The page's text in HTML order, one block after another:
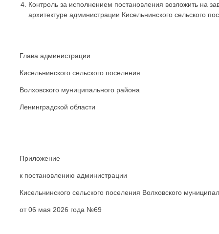
Контроль за исполнением постановления возложить на
архитектуре администрации Кисельнинского сельского
Глава администрации
Кисельнинского сельского поселения
Волховского муниципального района
Ленинградской области
Приложение
к постановлению администрации
Кисельнинского сельского поселения Волховского
от 06 мая 2026 года №69